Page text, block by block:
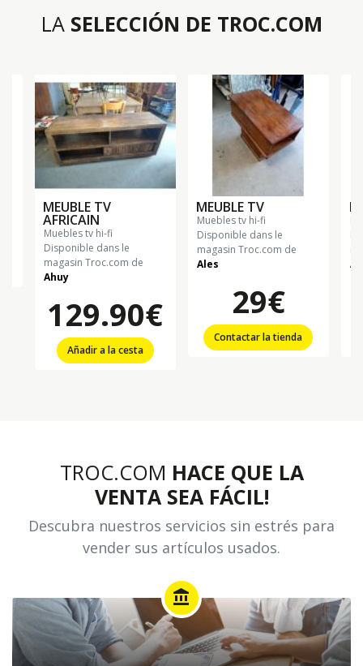
LA SELECCIÓN DE TROC.COM
MEUBLE TV
AFRICAIN
muebles tv hi-fi
Disponible dans le
magasin Troc.com de
Ahuy
129.90€
Añadir a la cesta
MEUBLE TV
muebles tv hi-fi
Disponible dans le
magasin Troc.com de
Ales
29€
Contactar la tienda
TROC.COM HACE QUE LA
VENTA SEA FÁCIL!
Descubra nuestros servicios sin estrés para
vender sus artículos usados.
account_balance